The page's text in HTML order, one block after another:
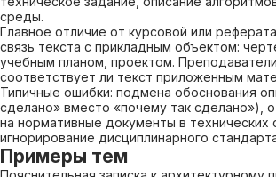
среды.
Главное отличие от курсовой или
связь текста с прикладным объектом:
учебным планом, проектом.
соответствует ли текст приложенным
Типичные ошибки: подмена обоснования
сделано» вместо «почему так сделано»),
на нормативные документы в технических
игнорирование дисциплинарного
Примеры тем